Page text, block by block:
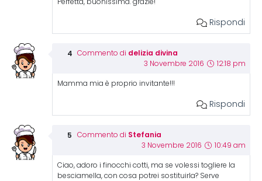
Perfetta, buonissima. grazie!
Rispondi
Commento di delizia divina
3 Novembre 2016 12:18 pm
Mamma mia è proprio invitante!!!
Rispondi
Commento di Stefania
3 Novembre 2016 10:49 am
Ciao, adoro i finocchi cotti, ma se volessi togliere la
besciamella, con cosa potrei sostituirla? Serve